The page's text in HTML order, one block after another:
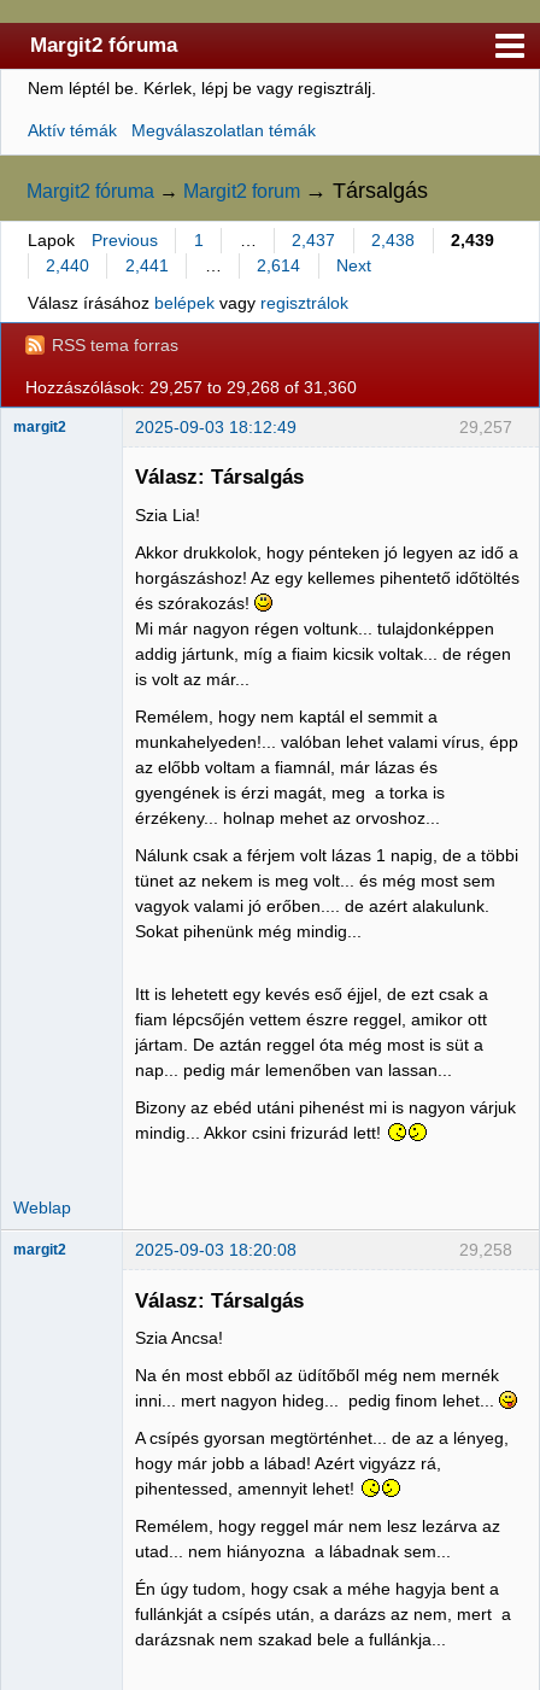
Margit2 fóruma
Kezdőlap
Felhasználólista
Szabályzat
Keresés
Regisztráció
Belépés
Nem léptél be. Kérlek, lépj be vagy regisztrálj.
Aktív témák Megválaszolatlan témák
Margit2 fóruma → Margit2 forum →Társalgás
Lapok Previous 1 2,437 2,438
2,439
2,440
2,441 2,614
Next
Válasz írásához belépekvagy regisztrálok
RSS tema forras
Hozzászólások: 29,257 to 29,268 of 31,360
29,257
margit2 2025-09-03 18:12:49
Válasz: Társalgás
Szia Lia!
Akkor drukkolok, hogy pénteken jó legyen az idő a
horgászáshoz! Az egy kellemes pihentető időtöltés
és szórakozás!
Mi már nagyon régen voltunk... tulajdonképpen
addig jártunk, míg a fiaim kicsik voltak... de régen
is volt az már...
Remélem, hogy nem kaptál el semmit a
munkahelyeden!... valóban lehet valami vírus, épp
az előbb voltam a fiamnál, már lázas és
gyengének is érzi magát, meg a torka is
érzékeny... holnap mehet az orvoshoz...
Nálunk csak a férjem volt lázas 1 napig, de a többi
tünet az nekem is meg volt... és még most sem
vagyok valami jó erőben.... de azért alakulunk.
Sokat pihenünk még mindig...
Itt is lehetett egy kevés eső éjjel, de ezt csak a
fiam lépcsőjén vettem észre reggel, amikor ott
jártam. De aztán reggel óta még most is süt a
nap... pedig már lemenőben van lassan...
Bizony az ebéd utáni pihenést mi is nagyon várjuk
mindig... Akkor csini frizurád lett!
Weblap
29,258
margit2 2025-09-03 18:20:08
Válasz: Társalgás
Szia Ancsa!
Na én most ebből az üdítőből még nem mernék
inni... mert nagyon hideg... pedig finom lehet...
A csípés gyorsan megtörténhet... de az a lényeg,
hogy már jobb a lábad! Azért vigyázz rá,
pihentessed, amennyit lehet!
Remélem, hogy reggel már nem lesz lezárva az
utad... nem hiányozna a lábadnak sem...
Én úgy tudom, hogy csak a méhe hagyja bent a
fullánkját a csípés után, a darázs az nem, mert a
darázsnak nem szakad bele a fullánkja...